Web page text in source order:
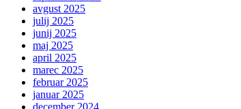
avgust 2025
julij 2025
junij 2025
maj 2025
april 2025
marec 2025
februar 2025
januar 2025
december 2024